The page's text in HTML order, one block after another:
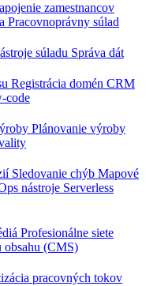
zamestnancov
Pracovnoprávny súlad
súladu Správa dát
Registrácia domén CRM
code
Plánovanie výroby
Sledovanie chýb Mapové
nástroje Serverless
Profesionálne siete
obsahu (CMS)
pracovných tokov